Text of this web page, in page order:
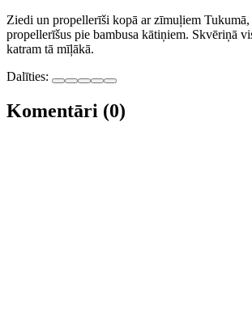
Ziedi un propellerīši kopā ar zīmuļiem
propellerīšus pie bambusa kātiņiem. Skvēriņā
katram tā mīļākā.
Dalīties:
Komentāri (0)